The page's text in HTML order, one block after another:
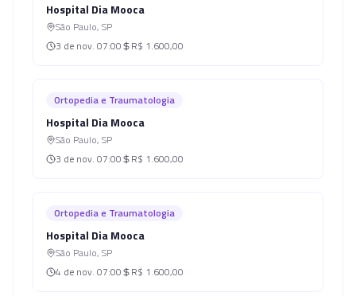
Hospital Dia Mooca
São Paulo, SP
3 de nov. 07:00 R$ 1.600,00
Ortopedia e Traumatologia
Hospital Dia Mooca
São Paulo, SP
3 de nov. 07:00 R$ 1.600,00
Ortopedia e Traumatologia
Hospital Dia Mooca
São Paulo, SP
4 de nov. 07:00 R$ 1.600,00